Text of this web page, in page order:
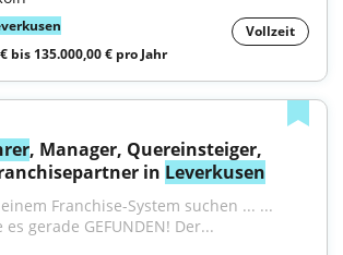
Vollzeit
bis 135.000,00 € pro Jahr
, Manager, Quereinsteiger,
in Leverkusen
Franchise-System suchen ... ...
gerade GEFUNDEN! Der...